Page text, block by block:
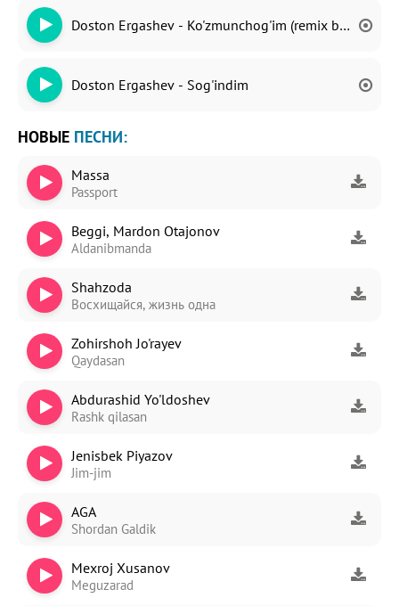
Doston Ergashev - Ko'zmunchog'im (remix by DJ
Doston Ergashev - Sog'indim
НОВЫЕ ПЕСНИ:
Massa
Passport
Beggi, Mardon Otajonov
Aldanibmanda
Shahzoda
Восхищайся, жизнь одна
Zohirshoh Jo'rayev
Qaydasan
Abdurashid Yo'ldoshev
Rashk qilasan
Jenisbek Piyazov
Jim-jim
AGA
Shordan Galdik
Mexroj Xusanov
Meguzarad